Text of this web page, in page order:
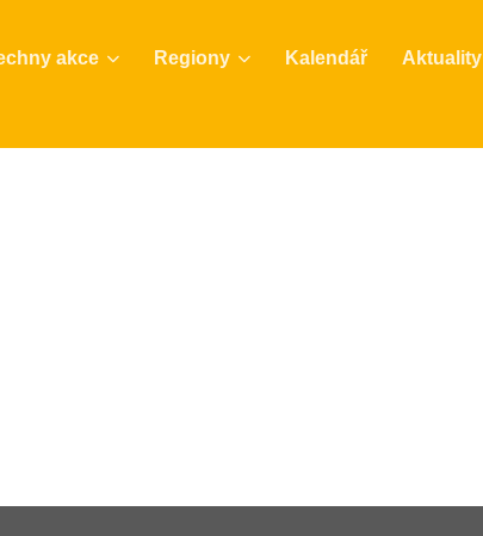
akce Regiony Kalendář Aktuality